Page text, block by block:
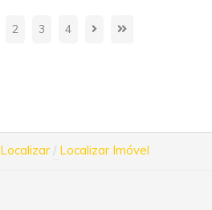
2 3 4
Localizar Localizar Imóvel